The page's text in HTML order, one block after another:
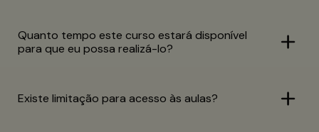
Quanto tempo este curso estará disponível
para que eu possa realizá-lo?
Existe limitação para acesso às aulas?